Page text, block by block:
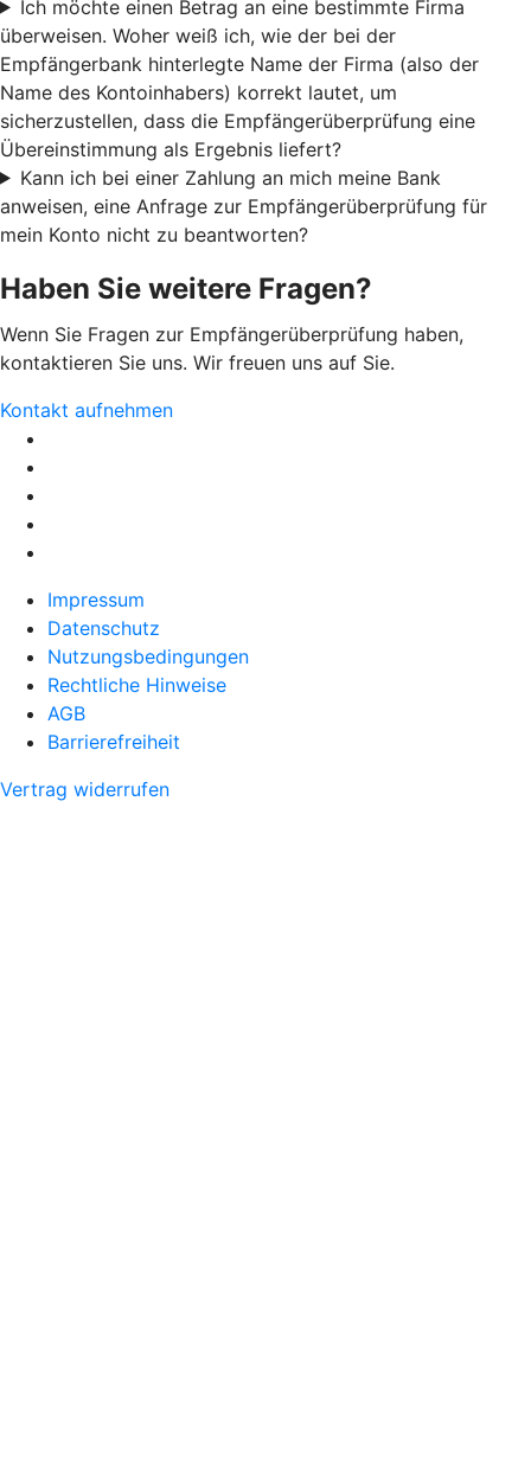
Ich möchte einen Betrag an eine bestimmte Firma
überweisen. Woher weiß ich, wie der bei der
Empfängerbank hinterlegte Name der Firma (also der
Name des Kontoinhabers) korrekt lautet, um
sicherzustellen, dass die Empfängerüberprüfung eine
Übereinstimmung als Ergebnis liefert?
Kann ich bei einer Zahlung an mich meine Bank
anweisen, eine Anfrage zur Empfängerüberprüfung für
mein Konto nicht zu beantworten?
Haben Sie weitere Fragen?
Wenn Sie Fragen zur Empfängerüberprüfung haben,
kontaktieren Sie uns. Wir freuen uns auf Sie.
Kontakt aufnehmen
Impressum
Datenschutz
Nutzungsbedingungen
Rechtliche Hinweise
AGB
Barrierefreiheit
Vertrag widerrufen